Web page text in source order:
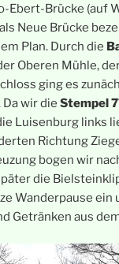
Ebert-Brücke (auf
Neue Brücke
Plan. Durch die
Oberen Mühle,
ging es
Da wir die Stempel
Luisenburg links
Richtung
bogen wir
die
Wanderpause ein
Getränken aus